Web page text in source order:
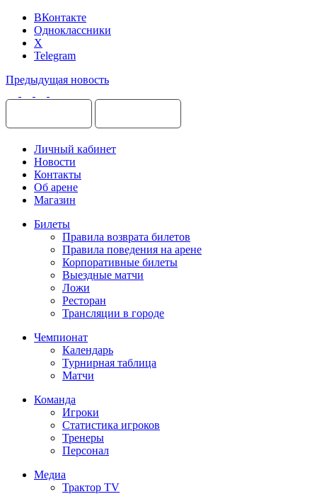
ВКонтакте
Одноклассники
X
Telegram
Предыдущая новость
Личный кабинет
Новости
Контакты
Об арене
Магазин
Билеты
Правила возврата билетов
Правила поведения на арене
Корпоративные билеты
Выездные матчи
Ложи
Ресторан
Трансляции в городе
Чемпионат
Календарь
Турнирная таблица
Матчи
Команда
Игроки
Статистика игроков
Тренеры
Персонал
Медиа
Трактор TV